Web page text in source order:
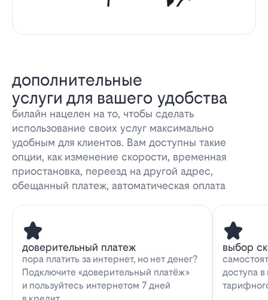
дополнительные
услуги для вашего удобства
билайн нацелен на то, чтобы сделать
использование своих услуг максимально
удобным для клиентов. Вам доступны такие
опции, как изменение скорости, временная
приостановка, переезд на другой адрес,
обещанный платеж, автоматическая оплата
доверительный платеж
пора платить за интернет, но нет денег?
Подключите «доверительный платёж»
и пользуйтесь интернетом 7 дней
выбор
доступа